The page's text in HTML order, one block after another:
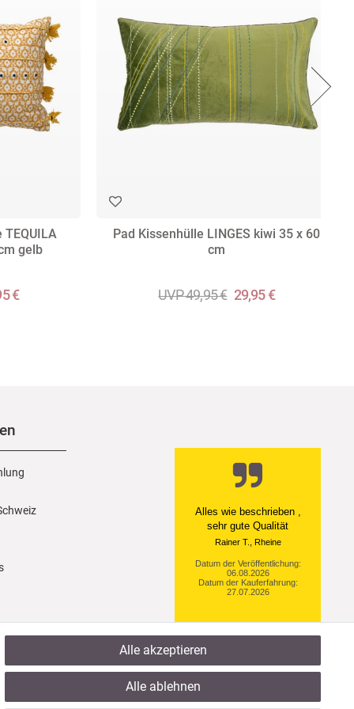
TEQUILA
gelb
€
Pad Kissenhülle LINGES kiwi 35 x 60
cm
UVP 49,95 € 29,95 €
Alles wie beschrieben ,
sehr gute Qualität
Rainer T., Rheine
Datum der Veröffentlichung:
06.08.2026
Datum der Kauferfahrung:
27.07.2026
921 Bewertungen
Alle akzeptieren
Alle ablehnen